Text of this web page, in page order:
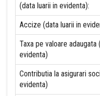
(data luarii in evidenta):
Accize (data luarii in
Taxa pe valoare adaugata
evidenta)
Contributia la asigurari
evidenta)